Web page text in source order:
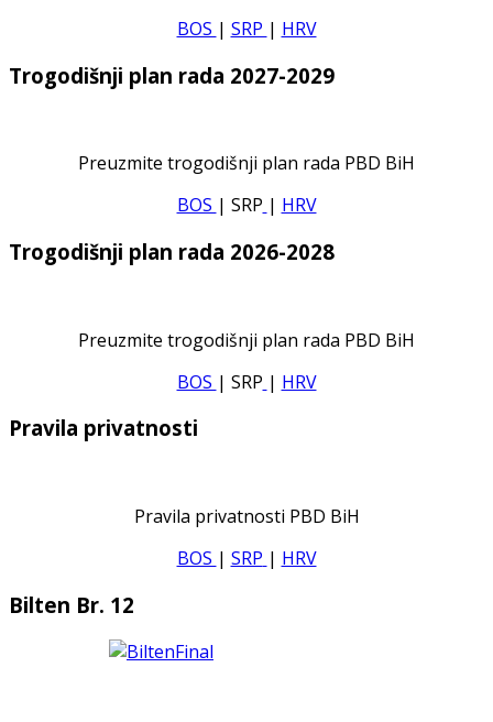
BOS | SRP | HRV
Trogodišnji plan rada 2027-2029
Preuzmite trogodišnji plan rada PBD BiH
BOS | SRP | HRV
Trogodišnji plan rada 2026-2028
Preuzmite trogodišnji plan rada PBD BiH
BOS | SRP | HRV
Pravila privatnosti
Pravila privatnosti PBD BiH
BOS | SRP | HRV
Bilten Br. 12